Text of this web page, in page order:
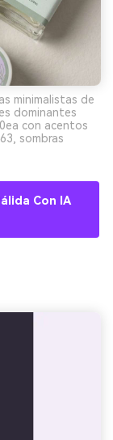
minimalistas de
dominantes
con acentos
sombras
Con IA